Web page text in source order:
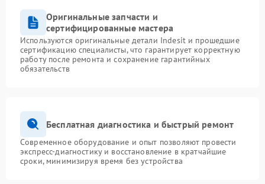
Оригинальные запчасти и
сертифицированные мастера
Используются оригинальные детали Indesit и прошедшие
сертификацию специалисты, что гарантирует корректную
работу после ремонта и сохранение гарантийных
обязательств
Бесплатная диагностика и быстрый ремонт
Современное оборудование и опыт позволяют провести
экспресс-диагностику и восстановление в кратчайшие
сроки, минимизируя время без устройства